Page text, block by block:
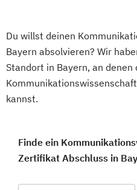
Du willst deinen
Bayern absolvieren? Wir
Standort in Bayern, an denen
kannst.
Finde ein
Zertifikat Abschluss in